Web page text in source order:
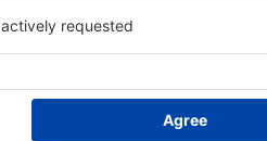
trasporto da e per
Quanto costa una